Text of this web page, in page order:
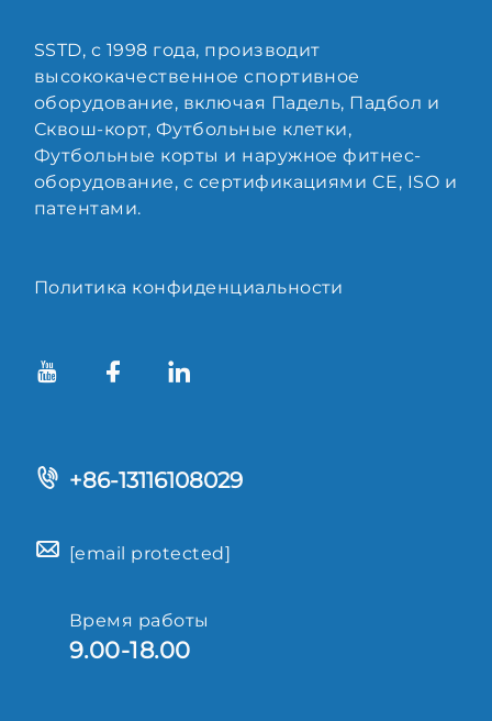
SSTD, с 1998 года, производит
высококачественное спортивное
оборудование, включая Падель, Падбол и
Сквош-корт, Футбольные клетки,
Футбольные корты и наружное фитнес-
оборудование, с сертификациями CE, ISO и
патентами.
Политика конфиденциальности
+86-13116108029
[email protected]
Время работы
9.00-18.00